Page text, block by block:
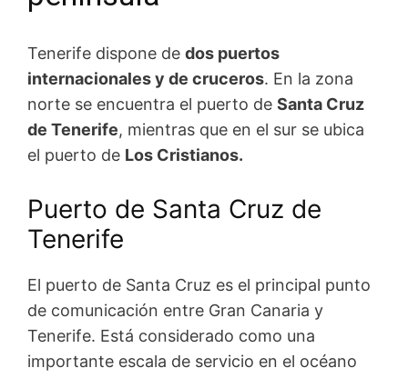
Tenerife dispone de dos puertos
internacionales y de cruceros. En la zona
norte se encuentra el puerto de Santa Cruz
de Tenerife, mientras que en el sur se ubica
el puerto de Los Cristianos.
Puerto de Santa Cruz de
Tenerife
El puerto de Santa Cruz es el principal punto
de comunicación entre Gran Canaria y
Tenerife. Está considerado como una
importante escala de servicio en el océano